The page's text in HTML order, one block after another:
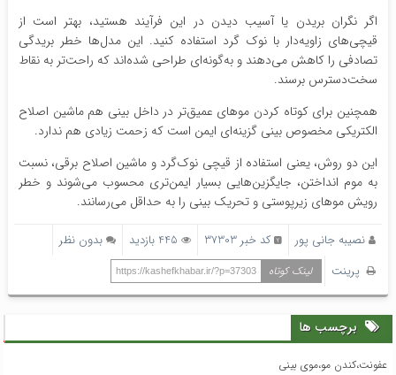
اگر نگران بریدن یا آسیب دیدن در این فرآیند هستید، بهتر است از
قیچی‌های زاویه‌دار با نوک گرد استفاده کنید. این مدل‌ها خطر بریدگی
تصادفی را کاهش می‌دهند و به‌گونه‌ای طراحی شده‌اند که راحت‌تر به نقاط
سخت‌دسترس برسند.
همچنین برای کوتاه کردن موهای عمیق‌تر در داخل بینی هم ماشین اصلاح
الکتریکی مخصوص بینی گزینه‌ای ایمن است که زحمت زیادی هم ندارد.
این دو روش، یعنی استفاده از قیچی نوک‌گرد و ماشین اصلاح برقی، نسبت
به موم انداختن، جایگزین‌هایی بسیار ایمن‌تری محسوب می‌شوند و خطر
رویش موهای زیرپوستی و تحریک بینی را به حداقل می‌رسانند.
نصیبه جانی پور کد خبر 37303 445 بازدید
بدون نظر
پرینت
لینک کوتاه https://kashefkhabar.ir/?p=37303
برچسب ها
عفونت،کندن مو،موی بینی